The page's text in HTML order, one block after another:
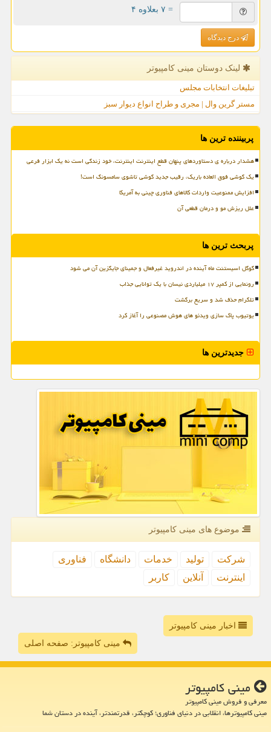
= ۷ بعلاوه ۴
درج دیدگاه
لینک دوستان مینی كامپیوتر
تبلیغات انتخابات مجلس
مستر گرین وال | مجری و طراح انواع دیوار سبز
پربیننده ترین ها
هشدار درباره ی دستاوردهای پنهان قطع اینترنت اینترنت، خود زندگی است نه یک ابزار فرعی
یک گوشی فوق العاده باریک، رقیب جدید گوشی تاشوی سامسونگ است!
افزایش ممنوعیت واردات کالاهای فناوری چینی به آمریکا
علل ریزش مو و درمان قطعی آن
پربحث ترین ها
گوگل اسیستنت ماه آینده در اندروید غیرفعال و جمینای جایگزین آن می شود
رونمایی از کمپر ۱۷ میلیاردی نیسان با یک توانایی جذاب
تلگرام حذف شد و سریع برگشت
یوتیوب پاک سازی ویدئو های هوش مصنوعی را آغاز کرد
جدیدترین ها
موضوع های مینی كامپیوتر
شركت تولید خدمات دانشگاه
فناوری
اینترنت
آنلاین كاربر
اخبار مینی کامپیوتر
مینی کامپیوتر: صفحه اصلی
مینی كامپیوتر
معرفی و فروش مینی کامپیوتر
مینی کامپیوترها، انقلابی در دنیای فناوری؛ کوچکتر، قدرتمندتر، آینده در دستان شما